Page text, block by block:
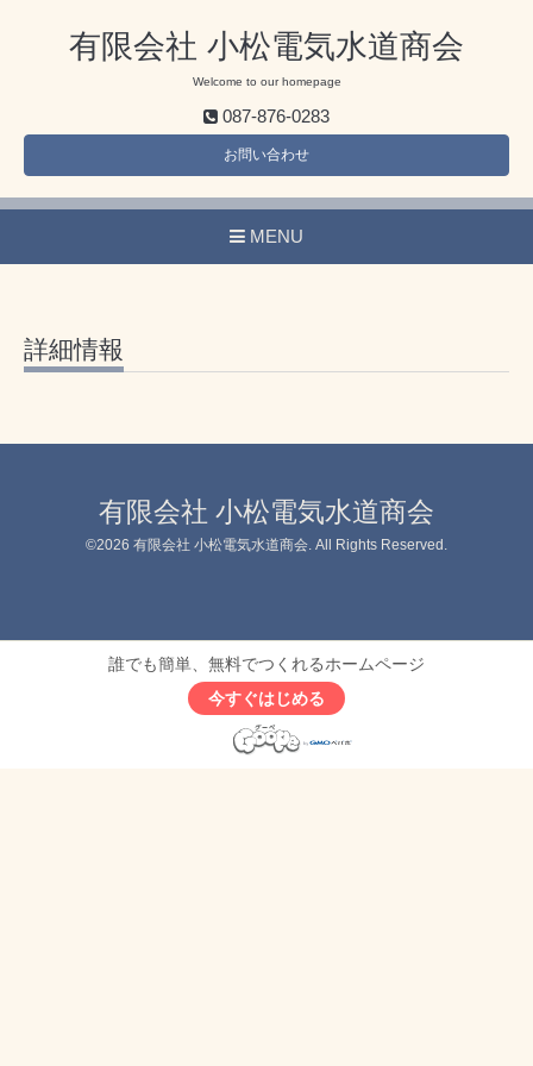
有限会社 小松電気水道商会
Welcome to our homepage
087-876-0283
お問い合わせ
MENU
詳細情報
有限会社 小松電気水道商会
©2026 有限会社 小松電気水道商会 . All Rights Reserved.
誰でも簡単、無料でつくれるホームページ
今すぐはじめる